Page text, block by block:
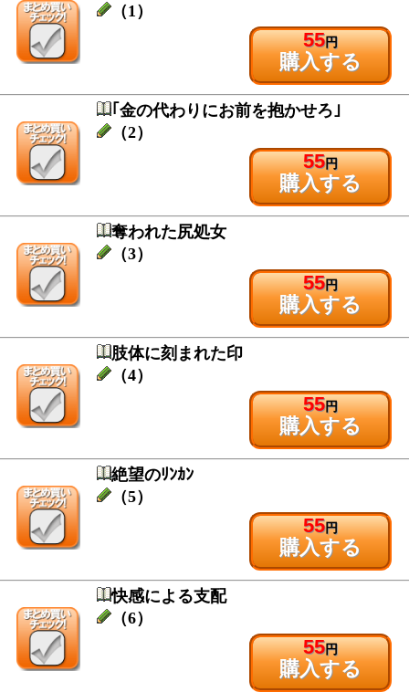
（1）
55円
購入する
｢金の代わりにお前を抱かせろ｣
（2）
55円
購入する
奪われた尻処女
（3）
55円
購入する
肢体に刻まれた印
（4）
55円
購入する
絶望のﾘﾝｶﾝ
（5）
55円
購入する
快感による支配
（6）
55円
購入する